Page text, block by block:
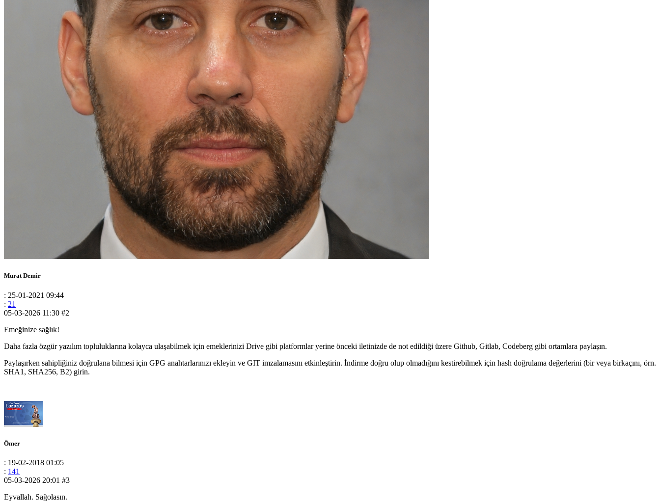
Murat Demir
: 25-01-2021 09:44
: 21
05-03-2026 11:30 #2
Emeğinize sağlık!
Daha fazla özgür yazılım topluluklarına kolayca ulaşabilmek için emeklerinizi Drive gibi platformlar yerine önceki iletinizde de not edildiği üzere Github, Gitlab, Codeberg gibi ortamlara paylaşın.
Paylaşırken sahipliğiniz doğrulana bilmesi için GPG anahtarlarınızı ekleyin ve GIT imzalamasını etkinleştirin. İndirme doğru olup olmadığını kestirebilmek için hash doğrulama değerlerini (bir veya birkaçını, örn.
SHA1, SHA256, B2) girin.
Ömer
: 19-02-2018 01:05
: 141
05-03-2026 20:01 #3
Eyvallah. Sağolasın.